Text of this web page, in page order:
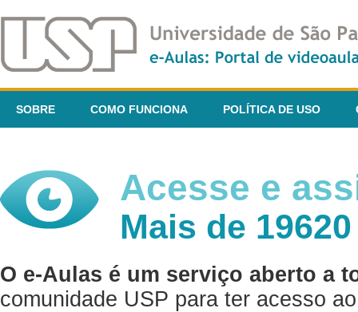
SOBRE COMO FUNCIONA POLÍTICA DE USO
Acesse e
Mais de
O e-Aulas é um serviço aberto a
comunidade USP para ter acesso